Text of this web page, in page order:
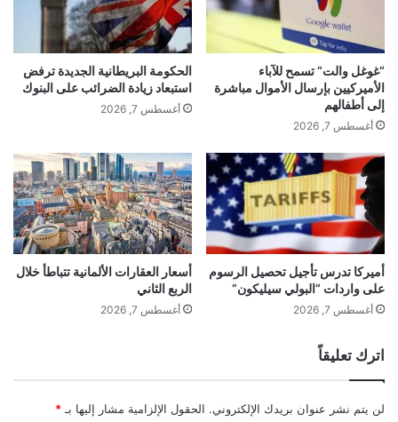
“غوغل والت” تسمح للآباء
الأميركيين بإرسال الأموال مباشرة
إلى أطفالهم
أغسطس 7, 2026
الحكومة البريطانية الجديدة ترفض
استبعاد زيادة الضرائب على البنوك
أغسطس 7, 2026
أميركا تدرس تأجيل تحصيل الرسوم
على واردات “البولي سيليكون”
أغسطس 7, 2026
أسعار العقارات الألمانية تتباطأ خلال
الربع الثاني
أغسطس 7, 2026
اترك تعليقاً
لن يتم نشر عنوان بريدك الإلكتروني. الحقول الإلزامية مشار إليها بـ *